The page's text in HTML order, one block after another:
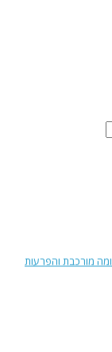
מורכבת והפרעות